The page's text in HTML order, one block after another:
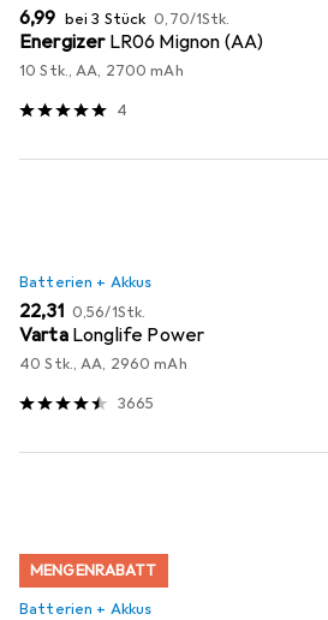
EUR
6,99 bei 3 Stück EUR
0,70/1Stk.
Energizer LR06 Mignon (AA)
10 Stk., AA, 2700 mAh
4
Batterien + Akkus
EUR
22,31 EUR
0,56/1Stk.
Varta Longlife Power
40 Stk., AA, 2960 mAh
3665
MENGENRABATT
Batterien + Akkus